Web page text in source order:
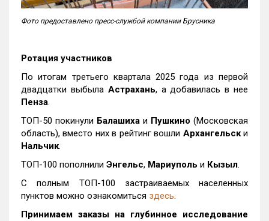
Фото предоставлено пресс-службой компании Брусника
Ротация участников
По итогам третьего квартала 2025 года из первой
двадцатки выбыла Астрахань, а добавилась в нее
Пенза.
ТОП-50 покинули Балашиха и Пушкино (Московская
область), вместо них в рейтинг вошли Архангельски
Нальчик.
ТОП-100 пополнили Энгельс, Мариуполь и Кызыл.
С полным ТОП-100 застраиваемых населенных
пунктов можно ознакомиться здесь.
Принимаем заказы на глубинное исследование